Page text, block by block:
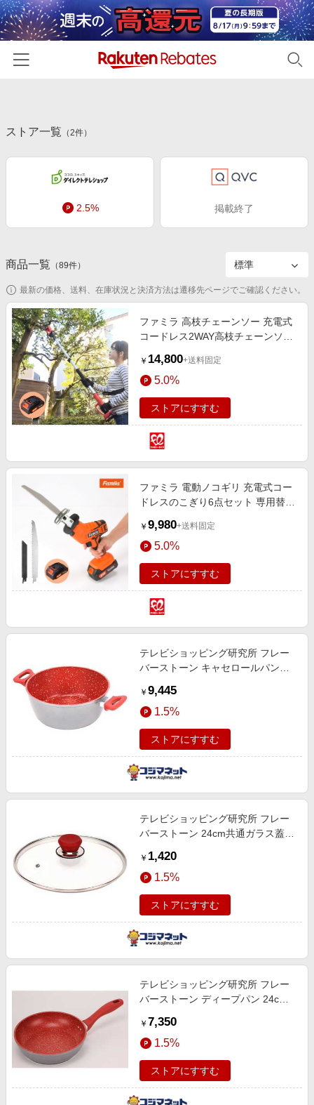
カテゴリー一覧
百貨店・総合ECモール
ファッション・インナー・小物
食品・スイーツ・お酒
日用品・キッチン用品
エンタメ
スポーツ・アウトドア・ゴルフ
インテリア・寝具
ペット・花・DIY・車
旅行・レジャー・ホテル予約
金融・マネー・保険
デジタルコンテンツ
ビジネス・その他サービス
初回購入者限定特典
新着ストアのご紹介
電子書籍特集
楽天ペイ導入ストア
楽天サービス特集
旅行特集
わくわく夏特集
とことん買い物チャレンジ
Apple公式サイト×楽天カード分割払い
Samsung ボーナスキャンペーン
週末の高還元 夏の長期版
友達紹介
楽天IDでログイン/会員登録
ストア一覧 （2件）
2.5% 掲載終了
商品一覧 （89件）
最新の価格、送料、在庫状況と決済方法は遷移先ページでご確認ください。
ファミラ 高枝チェーンソー 充電式
コードレス2WAY高枝チェーンソー
￥ 14,800+送料固定
5.0%
ストアにすすむ
ファミラ 電動ノコギリ 充電式コー
ドレスのこぎり6点セット 専用替え
￥ 9,980+送料固定
5.0%
ストアにすすむ
テレビショッピング研究所 フレー
バーストーン キャセロールパン
￥ 9,445
1.5%
ストアにすすむ
テレビショッピング研究所 フレー
バーストーン 24cm共通ガラス蓋
￥ 1,420
1.5%
ストアにすすむ
テレビショッピング研究所 フレー
バーストーン ディープパン 24cm
￥ 7,350
1.5%
ストアにすすむ